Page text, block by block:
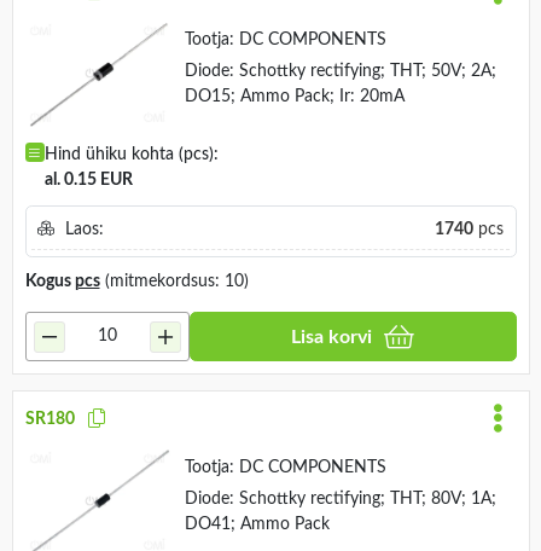
Tootja: DC COMPONENTS
Diode: Schottky rectifying; THT; 50V; 2A;
DO15; Ammo Pack; Ir: 20mA
Hind ühiku kohta (pcs):
al. 0.15 EUR
Laos: 1740pcs
Kogus pcs(mitmekordsus: 10)
Lisa korvi
SR180
Tootja: DC COMPONENTS
Diode: Schottky rectifying; THT; 80V; 1A;
DO41; Ammo Pack